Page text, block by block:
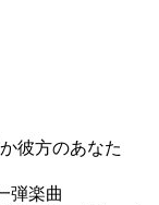
彼方のあなた
弾楽曲